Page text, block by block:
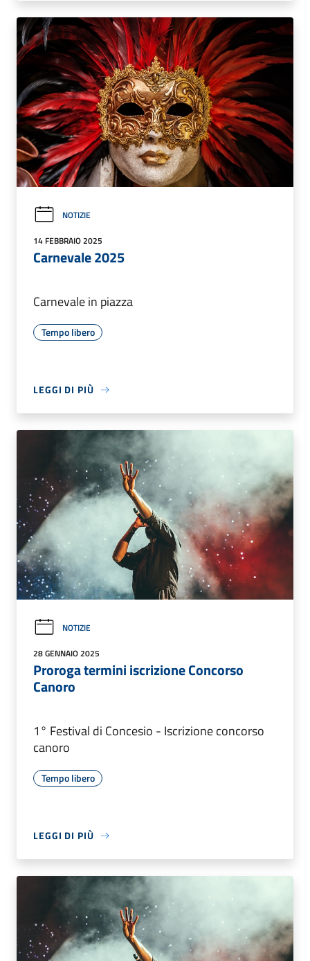
NOTIZIE
14 FEBBRAIO 2025
Carnevale 2025
Carnevale in piazza
Tempo libero
LEGGI DI PIÙ
NOTIZIE
28 GENNAIO 2025
Proroga termini iscrizione Concorso
Canoro
1° Festival di Concesio - Iscrizione concorso
canoro
Tempo libero
LEGGI DI PIÙ